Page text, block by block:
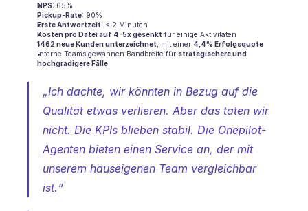
NPS: 65%
Pickup-Rate: 90%
Erste Antwortzeit: < 2 Minuten
Kosten pro Datei auf 4-5x gesenkt für einige Aktivitäten
1462 neue Kunden unterzeichnet
, mit einer 4,4% Erfolgsquote
Interne Teams gewannen Bandbreite für strategischere und
hochgradigere Fälle
„Ich dachte, wir könnten in Bezug auf die
Qualität etwas verlieren. Aber das taten wir
nicht. Die KPIs blieben stabil. Die Onepilot-
Agenten bieten einen Service an, der mit
unserem hauseigenen Team vergleichbar
ist.“